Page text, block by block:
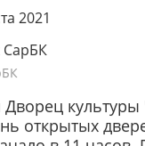
2021
Дворец культуры
открытых